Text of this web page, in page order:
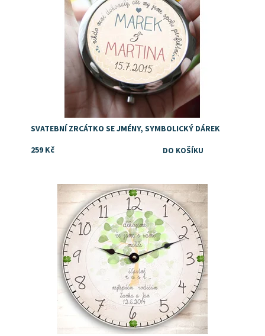
SVATEBNÍ ZRCÁTKO SE JMÉNY, SYMBOLICKÝ DÁREK
259 Kč
Dostupnost: Skladem